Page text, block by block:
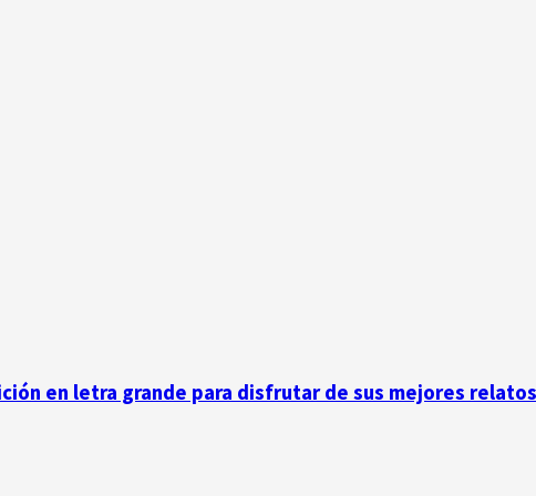
en letra grande para disfrutar de sus mejores relatos